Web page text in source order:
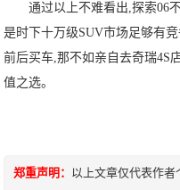
通过以上不难看出,探索06
是时下十万级SUV市场足够有
前后买车,那不如亲自去奇瑞4S
值之选。
郑重声明： 以上文章仅代表作